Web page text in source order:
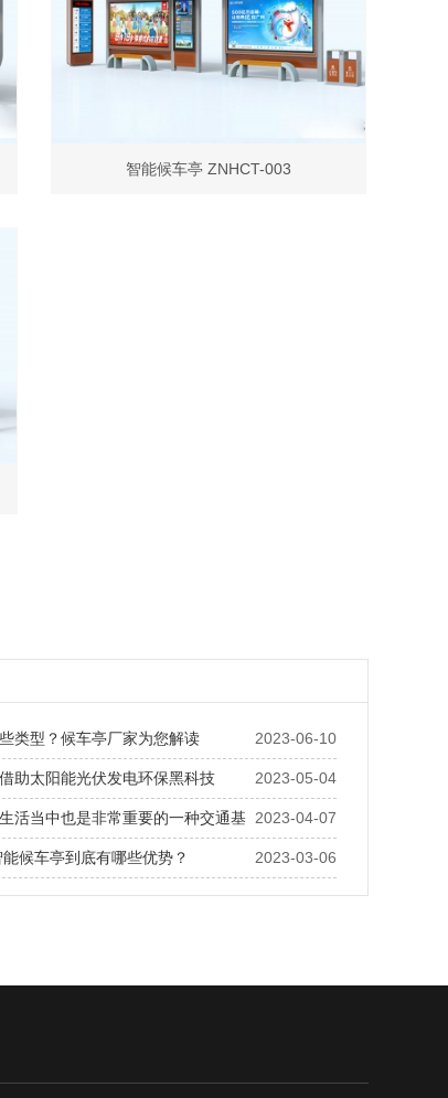
智能候车亭 ZNHCT-003
2023-06-10
类型？候车亭厂家为您解读
2023-05-04
助太阳能光伏发电环保黑科技
2023-04-07
活当中也是非常重要的一种交通基
2023-03-06
候车亭到底有哪些优势？